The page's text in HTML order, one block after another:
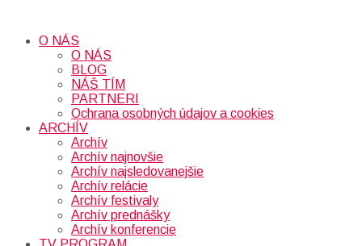
O NÁS
O NÁS
BLOG
NÁŠ TÍM
PARTNERI
Ochrana osobných údajov a cookies
ARCHÍV
Archív
Archív najnovšie
Archív najsledovanejšie
Archív relácie
Archív festivaly
Archív prednášky
Archív konferencie